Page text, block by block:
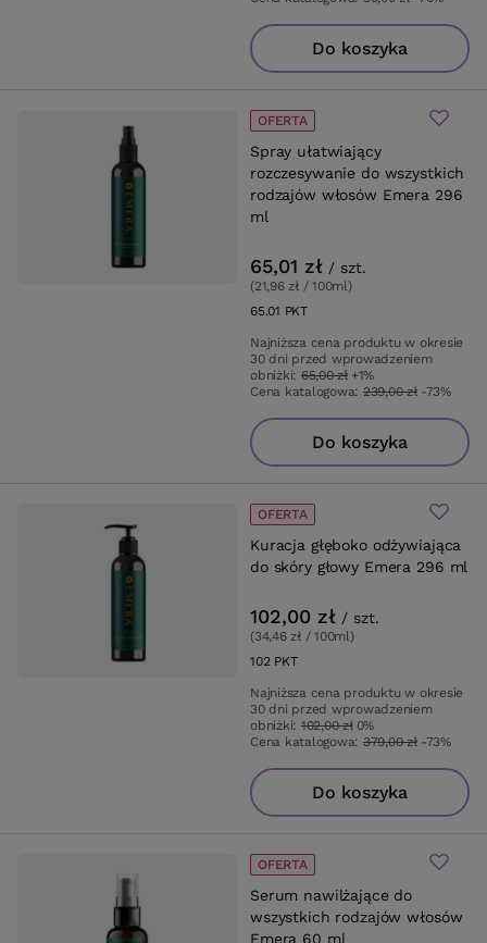
Do koszyka
Spray ułatwiający
rozczesywanie do wszystkich
rodzajów włosów Emera 296
ml
OFERTA
65,01 zł / szt.
(21,96 zł / 100ml)
65.01 PKTpunktów
Najniższa cena produktu w okresie
30 dni przed wprowadzeniem
obniżki: 65,00 zł +1%
Cena katalogowa: 239,00 zł -73%
Do koszyka
Kuracja głęboko odżywiająca
do skóry głowy Emera 296 ml
OFERTA
102,00 zł / szt.
(34,46 zł / 100ml)
102PKTpunktów
Najniższa cena produktu w okresie
30 dni przed wprowadzeniem
obniżki: 102,00 zł 0%
Cena katalogowa: 379,00 zł -73%
Do koszyka
Serum nawilżające do
wszystkich rodzajów włosów
Emera 60 ml
OFERTA